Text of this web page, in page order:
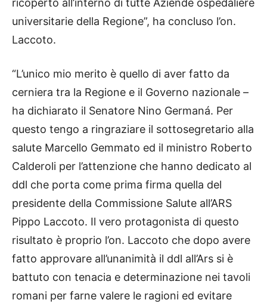
ricoperto all’interno di tutte Aziende ospedaliere
universitarie della Regione”, ha concluso l’on.
Laccoto.
“L’unico mio merito è quello di aver fatto da
cerniera tra la Regione e il Governo nazionale –
ha dichiarato il Senatore Nino Germaná. Per
questo tengo a ringraziare il sottosegretario alla
salute Marcello Gemmato ed il ministro Roberto
Calderoli per l’attenzione che hanno dedicato al
ddl che porta come prima firma quella del
presidente della Commissione Salute all’ARS
Pippo Laccoto. Il vero protagonista di questo
risultato è proprio l’on. Laccoto che dopo avere
fatto approvare all’unanimità il ddl all’Ars si è
battuto con tenacia e determinazione nei tavoli
romani per farne valere le ragioni ed evitare